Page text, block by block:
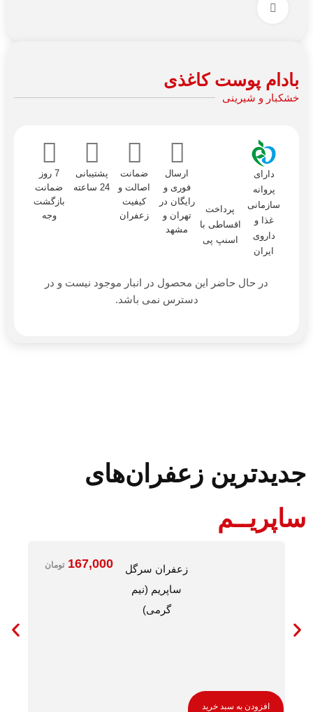
بادام پوست کاغذی
خشکبار و شیرینی
دارای
پروانه
سازمانی
غذا و
داروی
ایران
پرداخت
اقساطی با
اسنپ پی
ارسال
فوری و
رایگان در
تهران و
مشهد
ضمانت
اصالت و
کیفیت
زعفران
پشتیبانی
24 ساعته
7 روز
ضمانت
بازگشت
وجه
در حال حاضر این محصول در انبار موجود نیست و در
دسترس نمی باشد.
جدیدترین زعفران‌های
ساپریــم
زعفران سرگل
ساپریم (نیم
گرمی)
167,000 تومان
افزودن به سبد خرید